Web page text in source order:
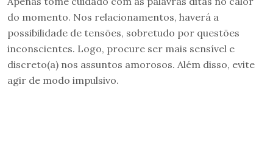
do momento. Nos relacionamentos, haverá a
possibilidade de tensões, sobretudo por questões
inconscientes. Logo, procure ser mais sensível e
discreto(a) nos assuntos amorosos. Além disso, evite
agir de modo impulsivo.